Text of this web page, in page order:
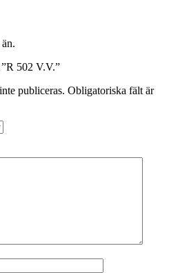
502 V.V.”
publiceras. Obligatoriska fält är